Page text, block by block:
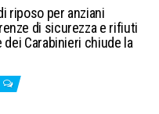
riposo per anziani
di sicurezza e rifiuti
Carabinieri chiude la